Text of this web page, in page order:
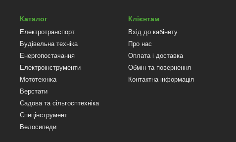
Каталог
Електротранспорт
Будівельна техніка
Енергопостачання
Електроінструменти
Мототехніка
Верстати
Садова та сільгосптехніка
Спецінструмент
Велосипеди
Клієнтам
Вхід до кабінету
Про нас
Оплата і доставка
Обмін та повернення
Контактна інформація